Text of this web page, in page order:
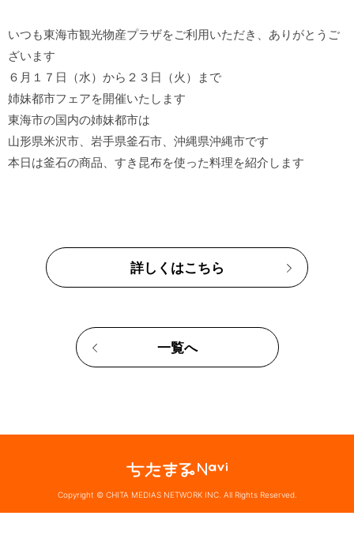
いつも東海市観光物産プラザをご利用いただき、ありがとうご
ざいます
６月１７日（水）から２３日（火）まで
姉妹都市フェアを開催いたします
東海市の国内の姉妹都市は
山形県米沢市、岩手県釜石市、沖縄県沖縄市です
詳しくはこちら
一覧へ
Copyright © CHITA MEDIAS NETWORK INC. All Rights Reserved.